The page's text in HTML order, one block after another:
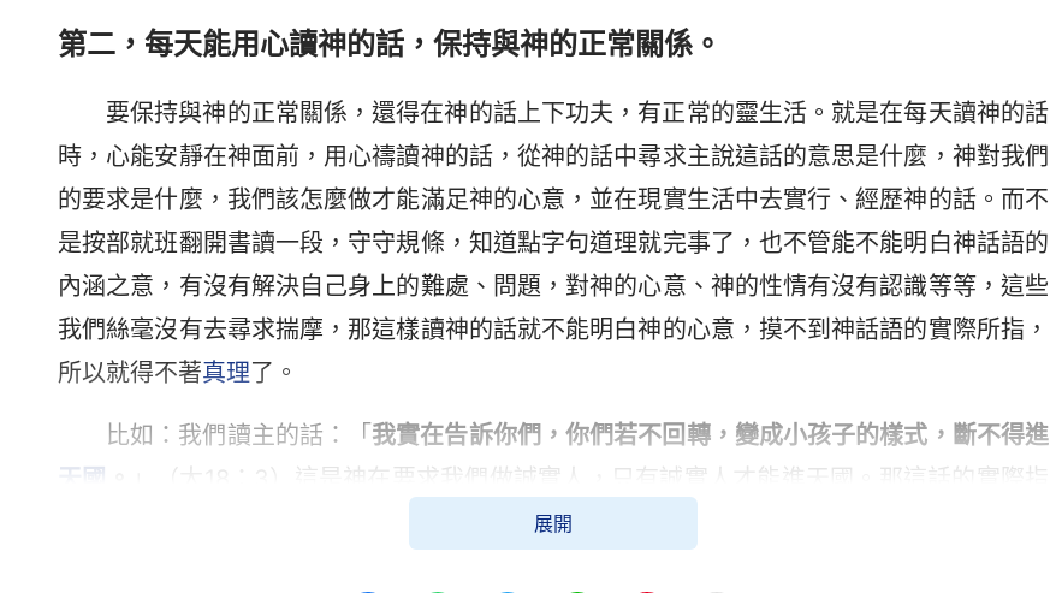
第二，每天能用心讀神的話，保持與神的正常關係。
要保持與神的正常關係，還得在神的話上下功夫，有正常的靈生活。就是在每天讀神的話
時，心能安靜在神面前，用心禱讀神的話，從神的話中尋求主說這話的意思是什麼，神對我們
的要求是什麼，我們該怎麼做才能滿足神的心意，並在現實生活中去實行、經歷神的話。而不
是按部就班翻開書讀一段，守守規條，知道點字句道理就完事了，也不管能不能明白神話語的
內涵之意，有沒有解決自己身上的難處、問題，對神的心意、神的性情有沒有認識等等，這些
我們絲毫沒有去尋求揣摩，那這樣讀神的話就不能明白神的心意，摸不到神話語的實際所指，
所以就得不著真理了。
比如：我們讀主的話：「 我實在告訴你們，你們若不回轉，變成小孩子的樣式，斷不得進
天國
」（太18：3）這是神在要求我們做誠實人，只有誠實人才能進天國。那這話的實際指
什麼說的呢？這個「誠實人」到底指什麼呀？咱們光認識只要不說謊就是誠實人，就這一方面
展開